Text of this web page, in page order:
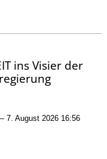
ins Visier der
7. August 2026 16:56